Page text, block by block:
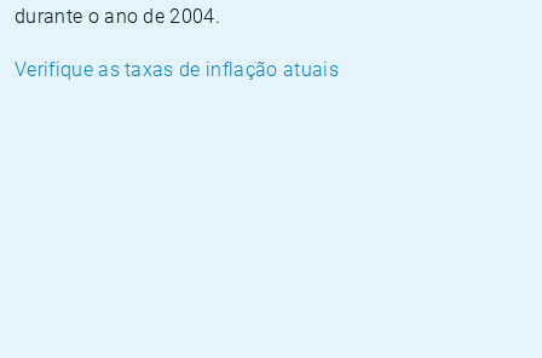
durante o ano de 2004.
Verifique as taxas de inflação atuais